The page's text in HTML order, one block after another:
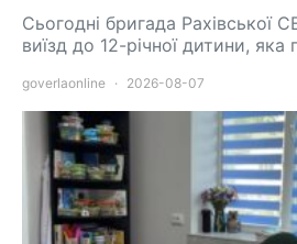
Сьогодні бригада Рахівської
виїзд до 12-річної дитини, яка
goverlaonline 2026-08-07